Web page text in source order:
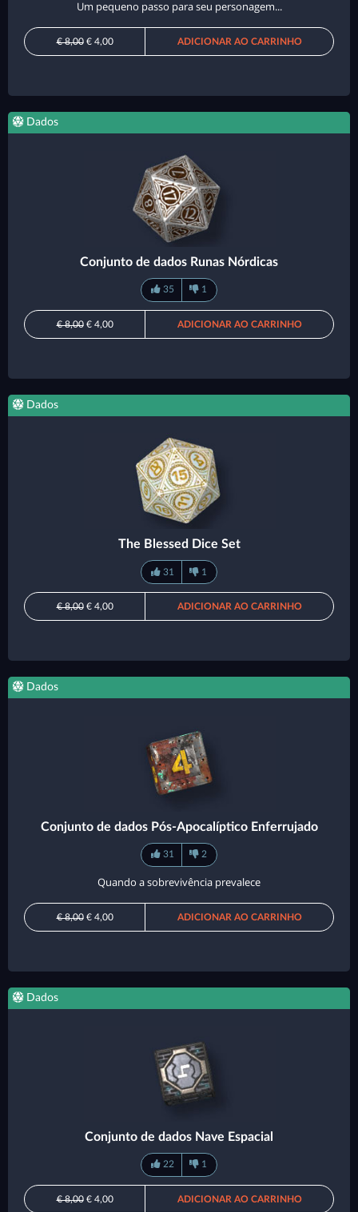
Um pequeno passo para seu personagem...
€ 8,00€ 4,00 ADICIONAR AO CARRINHO
Dados
Conjunto de dados Runas Nórdicas
35 1
€ 8,00€ 4,00 ADICIONAR AO CARRINHO
Dados
The Blessed Dice Set
31 1
€ 8,00€ 4,00 ADICIONAR AO CARRINHO
Dados
Conjunto de dados Pós-Apocalíptico Enferrujado
31 2
Quando a sobrevivência prevalece
€ 8,00€ 4,00 ADICIONAR AO CARRINHO
Dados
Conjunto de dados Nave Espacial
22 1
€ 8,00€ 4,00 ADICIONAR AO CARRINHO